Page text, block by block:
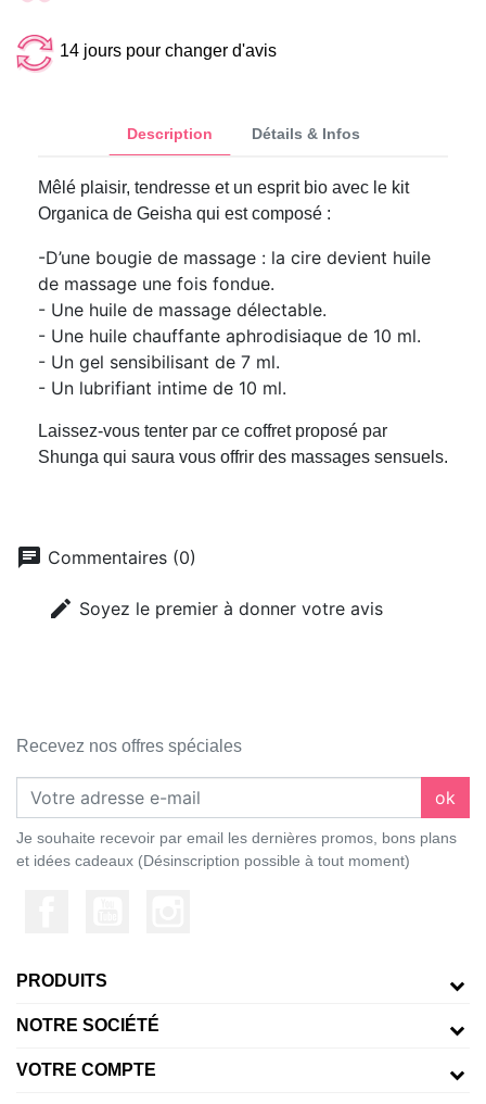
14 jours pour changer d'avis
Description Détails & Infos
Mêlé plaisir, tendresse et un esprit bio avec le kit
Organica de Geisha qui est composé :
-D’une bougie de massage : la cire devient huile
de massage une fois fondue.
- Une huile de massage délectable.
- Une huile chauffante aphrodisiaque de 10 ml.
- Un gel sensibilisant de 7 ml.
- Un lubrifiant intime de 10 ml.
Laissez-vous tenter par ce coffret proposé par
Shunga qui saura vous offrir des massages sensuels.
chat Commentaires (0)
edit Soyez le premier à donner votre avis
Recevez nos offres spéciales
ok
Je souhaite recevoir par email les dernières promos, bons plans
et idées cadeaux (Désinscription possible à tout moment)
PRODUITS
NOTRE SOCIÉTÉ
VOTRE COMPTE